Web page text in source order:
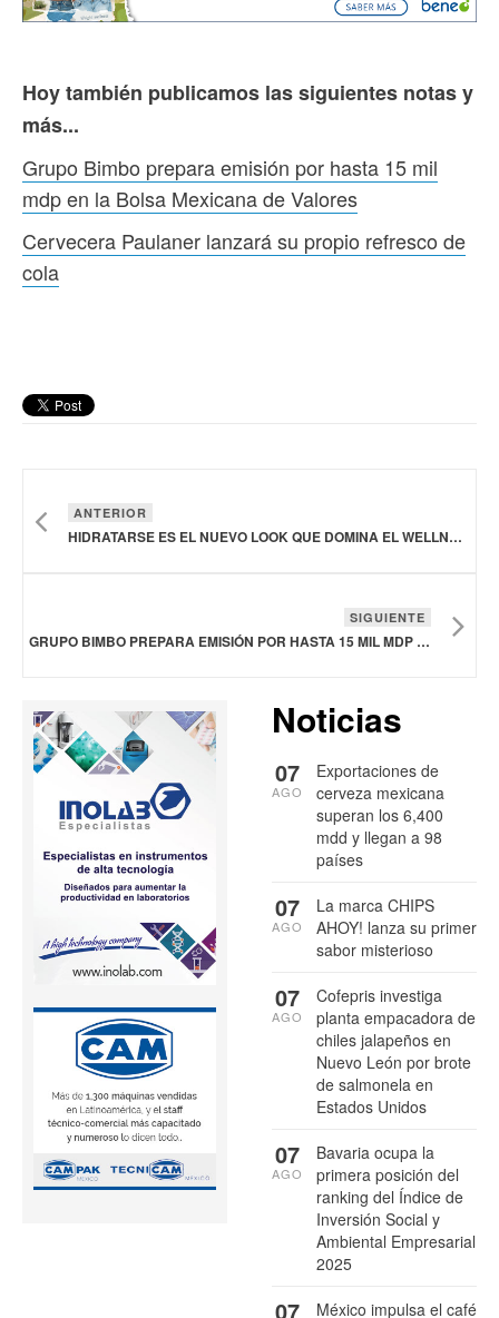
Hoy también publicamos las siguientes notas y
más...
Grupo Bimbo prepara emisión por hasta 15 mil
mdp en la Bolsa Mexicana de Valores
Cervecera Paulaner lanzará su propio refresco de
cola
ANTERIOR
HIDRATARSE ES EL NUEVO LOOK QUE DOMINA EL WELLNESS EN 2026: BONAFONT
SIGUIENTE
GRUPO BIMBO PREPARA EMISIÓN POR HASTA 15 MIL MDP EN LA BOLSA MEXICANA DE VALORES
Noticias
Exportaciones de
cerveza mexicana
superan los 6,400
mdd y llegan a 98
países
07
AGO
La marca CHIPS
AHOY! lanza su primer
sabor misterioso
07
AGO
Cofepris investiga
planta empacadora de
chiles jalapeños en
Nuevo León por brote
de salmonela en
Estados Unidos
07
AGO
Bavaria ocupa la
primera posición del
ranking del Índice de
Inversión Social y
Ambiental Empresarial
2025
07
AGO
México impulsa el café
07